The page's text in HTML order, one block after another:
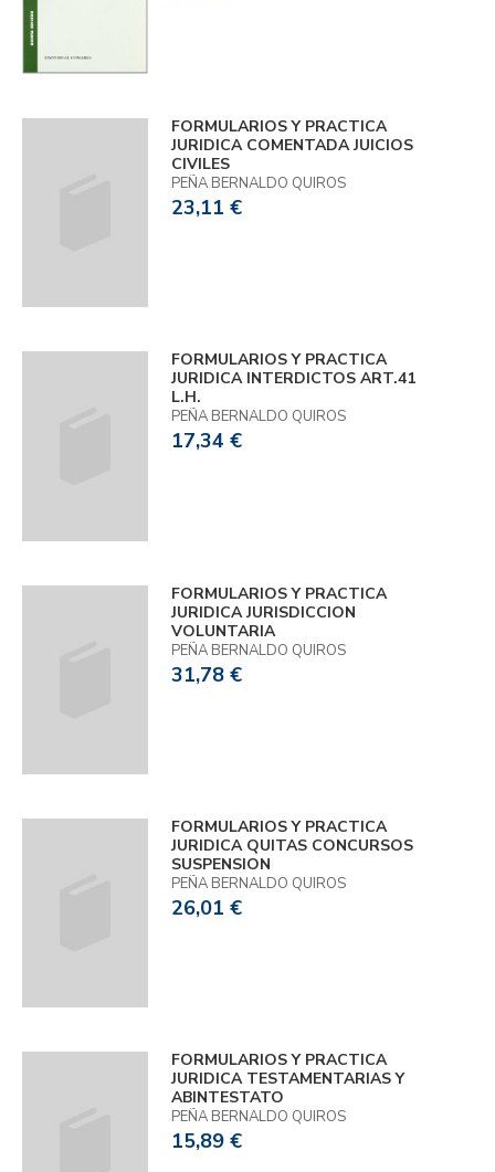
FORMULARIOS Y PRACTICA
JURIDICA COMENTADA JUICIOS
CIVILES
PEÑA BERNALDO QUIROS
23,11 €
FORMULARIOS Y PRACTICA
JURIDICA INTERDICTOS ART.41
L.H.
PEÑA BERNALDO QUIROS
17,34 €
FORMULARIOS Y PRACTICA
JURIDICA JURISDICCION
VOLUNTARIA
PEÑA BERNALDO QUIROS
31,78 €
FORMULARIOS Y PRACTICA
JURIDICA QUITAS CONCURSOS
SUSPENSION
PEÑA BERNALDO QUIROS
26,01 €
FORMULARIOS Y PRACTICA
JURIDICA TESTAMENTARIAS Y
ABINTESTATO
PEÑA BERNALDO QUIROS
15,89 €